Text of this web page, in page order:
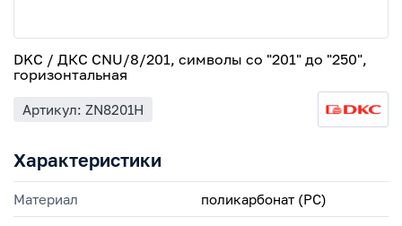
DKC / ДКС CNU/8/201, символы со "201" до "250",
горизонтальная
Артикул: ZN8201H
Характеристики
Материал поликарбонат (PC)